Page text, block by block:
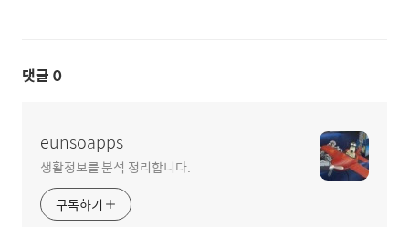
댓글 0
eunsoapps
생활정보를 분석 정리합니다.
구독하기